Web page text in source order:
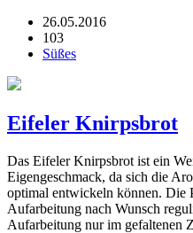
26.05.2016
103
Süßes
Eifeler Knirpsbrot
Das Eifeler Knirpsbrot ist ein
Eigengeschmack, da sich die
optimal entwickeln können. Die
Aufarbeitung nach Wunsch
Aufarbeitung nur im gefaltenen